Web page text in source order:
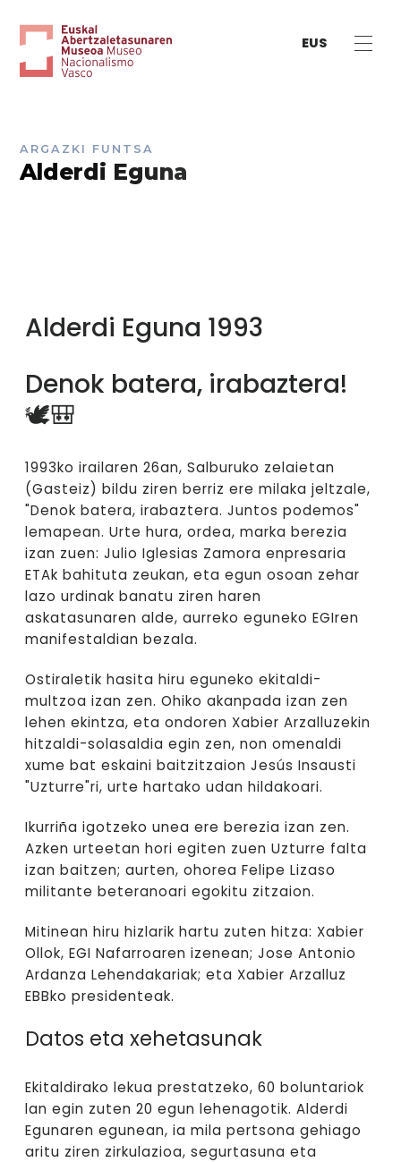
EUS
ARGAZKI FUNTSA
Alderdi Eguna
Alderdi Eguna 1993
Denok batera, irabaztera!
🕊️🎒
1993ko irailaren 26an, Salburuko zelaietan
(Gasteiz) bildu ziren berriz ere milaka jeltzale,
"Denok batera, irabaztera. Juntos podemos"
lemapean. Urte hura, ordea, marka berezia
izan zuen: Julio Iglesias Zamora enpresaria
ETAk bahituta zeukan, eta egun osoan zehar
lazo urdinak banatu ziren haren
askatasunaren alde, aurreko eguneko EGIren
manifestaldian bezala.
Ostiraletik hasita hiru eguneko ekitaldi-
multzoa izan zen. Ohiko akanpada izan zen
lehen ekintza, eta ondoren Xabier Arzalluzekin
hitzaldi-solasaldia egin zen, non omenaldi
xume bat eskaini baitzitzaion Jesús Insausti
"Uzturre"ri, urte hartako udan hildakoari.
Ikurriña igotzeko unea ere berezia izan zen.
Azken urteetan hori egiten zuen Uzturre falta
izan baitzen; aurten, ohorea Felipe Lizaso
militante beteranoari egokitu zitzaion.
Mitinean hiru hizlarik hartu zuten hitza: Xabier
Ollok, EGI Nafarroaren izenean; Jose Antonio
Ardanza Lehendakariak; eta Xabier Arzalluz
EBBko presidenteak.
Datos eta xehetasunak
Ekitaldirako lekua prestatzeko, 60 boluntariok
lan egin zuten 20 egun lehenagotik. Alderdi
Egunaren egunean, ia mila pertsona gehiago
aritu ziren zirkulazioa, segurtasuna eta